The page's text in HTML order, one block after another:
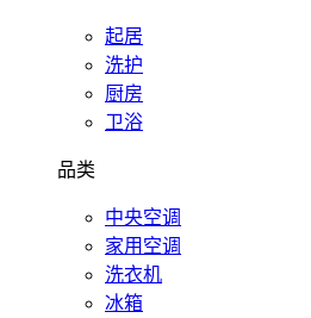
起居
洗护
厨房
卫浴
品类
中央空调
家用空调
洗衣机
冰箱